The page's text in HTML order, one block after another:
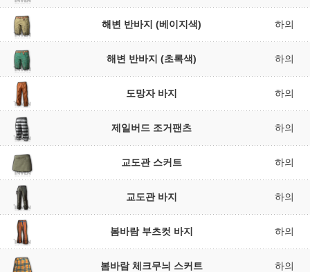
해변 반바지 (베이지색) 하의
해변 반바지 (초록색) 하의
도망자 바지 하의
제일버드 조거팬츠 하의
교도관 스커트 하의
교도관 바지 하의
봄바람 부츠컷 바지 하의
봄바람 체크무늬 스커트 하의